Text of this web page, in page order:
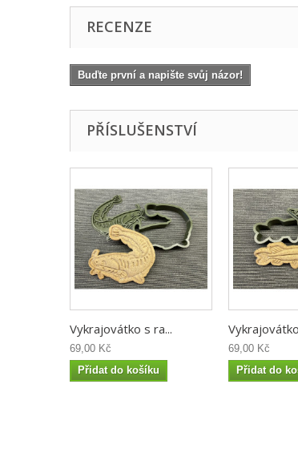
RECENZE
Buďte první a napište svůj názor!
PŘÍSLUŠENSTVÍ
Vykrajovátko s ra...
69,00 Kč
Přidat do košíku
69,00 Kč
Přidat do